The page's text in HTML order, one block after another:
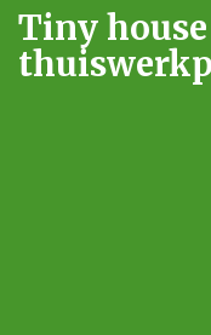
Tiny